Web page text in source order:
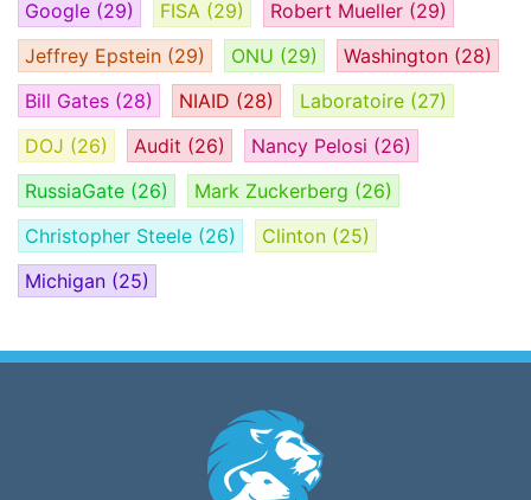
Google (29) FISA (29) Robert Mueller (29)
Jeffrey Epstein (29) ONU (29) Washington (28)
Bill Gates (28) NIAID (28) Laboratoire (27)
DOJ (26) Audit (26) Nancy Pelosi (26)
RussiaGate (26) Mark Zuckerberg (26)
Christopher Steele (26) Clinton (25)
Michigan (25)